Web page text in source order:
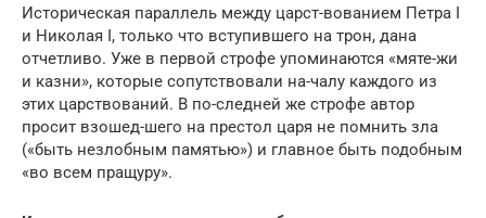
Историческая параллель между царст-вованием Петра I
и Николая I, только что вступившего на трон, дана
отчетливо. Уже в первой строфе упоминаются «мяте-жи
и казни», которые сопутствовали на-чалу каждого из
этих царствований. В по-следней же строфе автор
просит взошед-шего на престол царя не помнить зла
(«быть незлобным памятью») и главное быть подобным
«во всем пращуру».